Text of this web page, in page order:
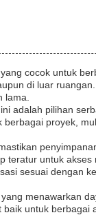
cocok untuk
di luar
lama.
adalah pilihan
proyek,
untuk akses
sesuai dengan
menawarkan
untuk berbagai